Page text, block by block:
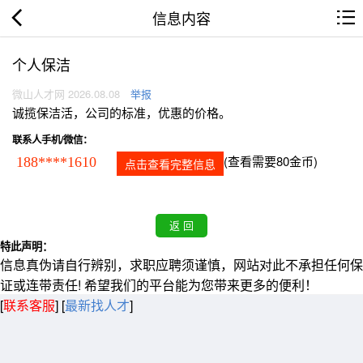
信息内容
个人保洁
微山人才网 2026.08.08 举报
诚揽保洁活，公司的标准，优惠的价格。
联系人手机/微信：
188****1610 点击查看完整信息 (查看需要80金币)
特此声明：
信息真伪请自行辨别，求职应聘须谨慎，网站对此不承担任何保
证或连带责任! 希望我们的平台能为您带来更多的便利！
[联系客服] [最新找人才]